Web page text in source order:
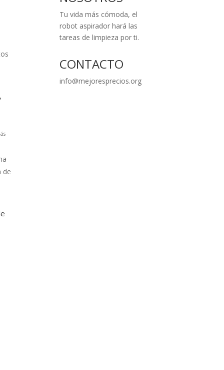
de
Tu vida más cómoda, el
robot aspirador hará las
tareas de limpieza por ti.
CONTACTO
info@mejoresprecios.org